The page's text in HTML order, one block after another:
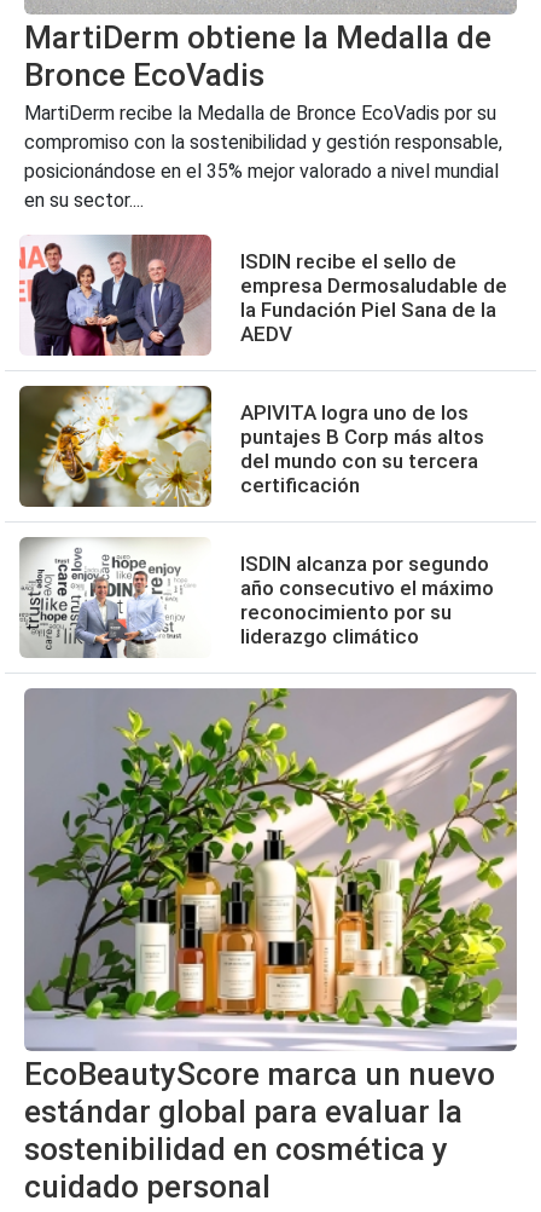
MartiDerm obtiene la Medalla de
Bronce EcoVadis
MartiDerm recibe la Medalla de Bronce EcoVadis por su
compromiso con la sostenibilidad y gestión responsable,
posicionándose en el 35% mejor valorado a nivel mundial
en su sector....
ISDIN recibe el sello de
empresa Dermosaludable de
la Fundación Piel Sana de la
AEDV
APIVITA logra uno de los
puntajes B Corp más altos
del mundo con su tercera
certificación
ISDIN alcanza por segundo
año consecutivo el máximo
reconocimiento por su
liderazgo climático
EcoBeautyScore marca un nuevo
estándar global para evaluar la
sostenibilidad en cosmética y
cuidado personal